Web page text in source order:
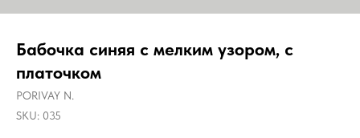
Бабочка синяя с мелким узором, с
платочком
PORIVAY N.
SKU: 035